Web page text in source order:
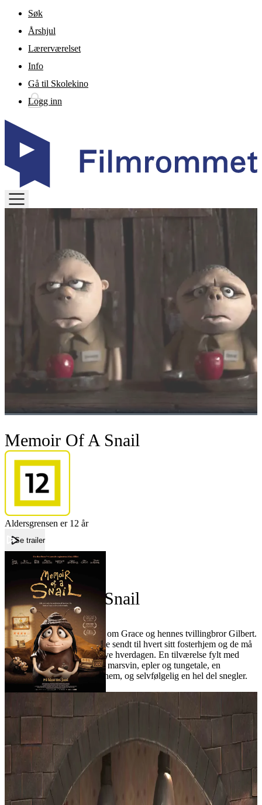
Gå til hovedinnhold
Søk
Årshjul
Lærerværelset
Info
Gå til Skolekino
Logg inn
Memoir Of A Snail
Aldersgrensen er 12 år
Se trailer
Forside Memoir Of A Snail
Memoir Of A Snail
Film
En bittersøt animasjonsfilm om Grace og hennes tvillingbror Gilbert.
Når faren dør blir tvillingene sendt til hvert sitt fosterhjem og de må
komme seg gjennom den nye hverdagen. En tilværelse fylt med
romantisk kiosklitteratur og marsvin, epler og tungetale, en
fargesprakende gammel bohem, og selvfølgelig en hel del snegler.
Publisert 05.05.2026